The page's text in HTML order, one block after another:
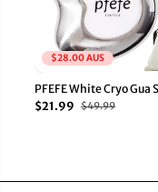
$28.00 AUS
PFEFE White Cryo Gua
$21.99
$49.99